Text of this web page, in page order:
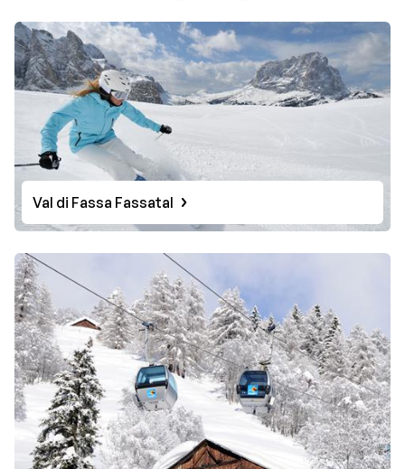
richtige Ort für Ihren Wintersport.
Val di Fassa Fassatal